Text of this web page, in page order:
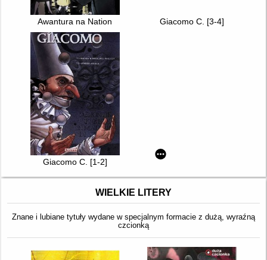
Awantura na Nation Giacomo C. [3-4]
Giacomo C. [1-2]
WIELKIE LITERY
Znane i lubiane tytuły wydane w specjalnym formacie z dużą, wyraźną
czcionką